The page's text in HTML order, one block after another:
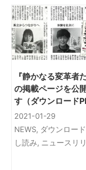
『静かなる変革者
の掲載ページを公
す（ダウンロード
り）精神疾患の親を
子どもの会「こど
あ」を知って
2021-01-29
NEWS, ダウンロー
し読み, ニュースリ